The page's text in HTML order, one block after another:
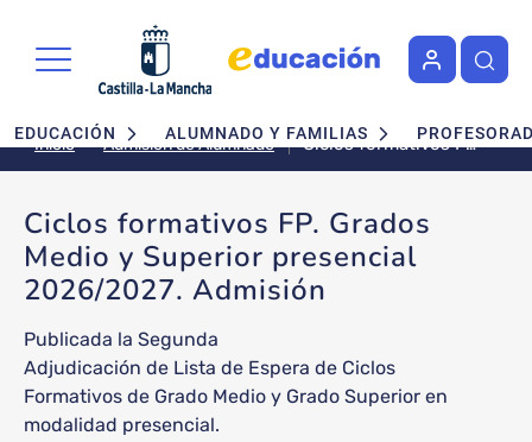
Navegación principal
EDUCACIÓN ALUMNADO Y FAMILIAS
Inicio Admisión de Alumnado
Ciclos formativos FP.
Grados Medio y
2026/2027.
Admisión
Ciclos formativos FP. Grados
Medio y Superior presencial
2026/2027. Admisión
Publicada la Segunda
Adjudicación de Lista de Espera de Ciclos
Formativos de Grado Medio y Grado Superior en
modalidad presencial.